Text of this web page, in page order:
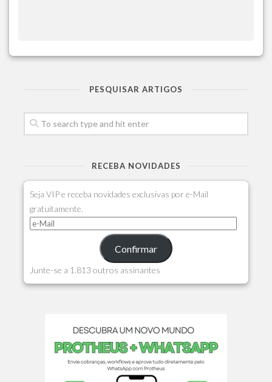
PESQUISAR ARTIGOS
RECEBA NOVIDADES
Seja VIP e receba novidades exclusivas por e-Mail
gratuitamente.
Confirmar
Junte-se a 1.813 outros assinantes